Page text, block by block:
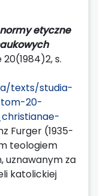
etyczne
s.
texts/studia-
tom-20-
Furger (1935-
teologiem
uznawanym za
katolickiej